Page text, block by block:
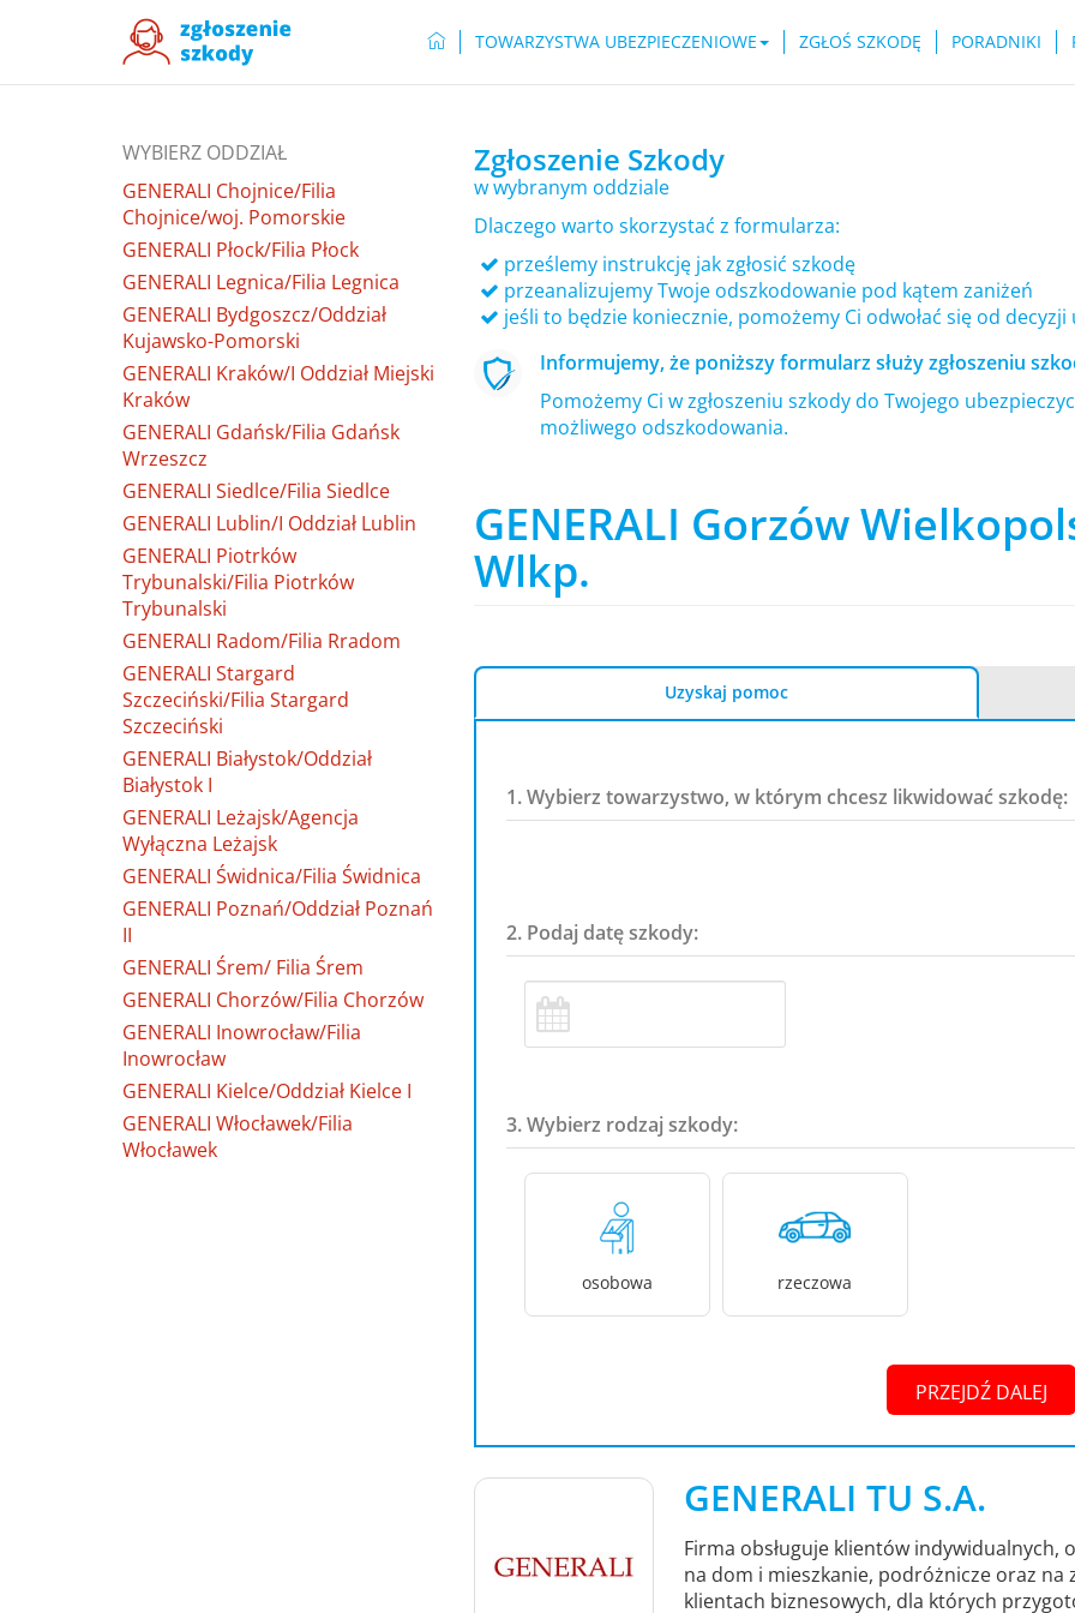
TOWARZYSTWA UBEZPIECZENIOWE ZGŁOŚ SZKODĘ PORADNIKI
WYBIERZ ODDZIAŁ
GENERALI Chojnice/Filia
Chojnice/woj. Pomorskie
GENERALI Płock/Filia Płock
GENERALI Legnica/Filia Legnica
GENERALI Bydgoszcz/Oddział
Kujawsko-Pomorski
GENERALI Kraków/I Oddział Miejski
Kraków
GENERALI Gdańsk/Filia Gdańsk
Wrzeszcz
GENERALI Siedlce/Filia Siedlce
GENERALI Lublin/I Oddział Lublin
GENERALI Piotrków
Trybunalski/Filia Piotrków
Trybunalski
GENERALI Radom/Filia Rradom
GENERALI Stargard
Szczeciński/Filia Stargard
Szczeciński
GENERALI Białystok/Oddział
Białystok I
GENERALI Leżajsk/Agencja
Wyłączna Leżajsk
GENERALI Świdnica/Filia Świdnica
GENERALI Poznań/Oddział Poznań
II
GENERALI Śrem/ Filia Śrem
GENERALI Chorzów/Filia Chorzów
GENERALI Inowrocław/Filia
Inowrocław
GENERALI Kielce/Oddział Kielce I
GENERALI Włocławek/Filia
Włocławek
Zgłoszenie Szkody
w wybranym oddziale
Dlaczego warto skorzystać z formularza:
prześlemy instrukcję jak zgłosić szkodę
przeanalizujemy Twoje odszkodowanie pod kątem zaniżeń
jeśli to będzie koniecznie, pomożemy Ci odwołać się od decyzji
Informujemy, że poniższy formularz służy zgłoszeniu
Pomożemy Ci w zgłoszeniu szkody do Twojego
możliwego odszkodowania.
GENERALI Gorzów
Wlkp.
Uzyskaj pomoc
1. Wybierz towarzystwo, w którym chcesz likwidować szkodę:
2. Podaj datę szkody:
3. Wybierz rodzaj szkody:
osobowa rzeczowa
PRZEJDŹ DALEJ
GENERALI TU S.A.
Firma obsługuje klientów indywidualnych,
na dom i mieszkanie, podróżnicze oraz na
klientach biznesowych, dla których